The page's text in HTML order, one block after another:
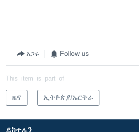
አጋሩ Follow us
This item is part of
ዜና ኢትዮጵያ/ኤርትራ
ይከተሉን